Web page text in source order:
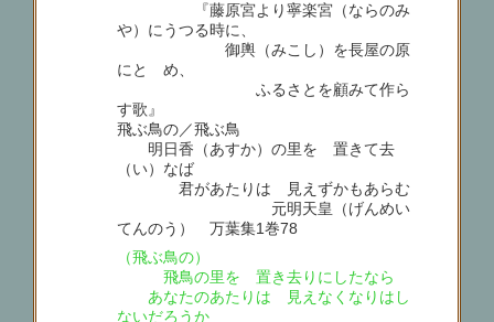
『藤原宮より寧楽宮（ならのみ
や）にうつる時に、
御輿（みこし）を長屋の原
にとゞめ、
ふるさとを顧みて作ら
す歌』
飛ぶ鳥の／飛ぶ鳥
明日香（あすか）の里を 置きて去
（い）なば
君があたりは 見えずかもあらむ
元明天皇（げんめい
てんのう） 万葉集1巻78
（飛ぶ鳥の）
飛鳥の里を 置き去りにしたなら
あなたのあたりは 見えなくなりはし
ないだろうか